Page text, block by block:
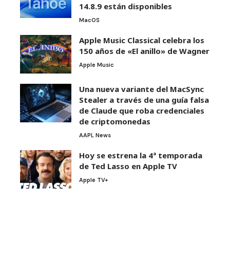
14.8.9 están disponibles
MacOS
Apple Music Classical celebra los
150 años de «El anillo» de Wagner
Apple Music
Una nueva variante del MacSync
Stealer a través de una guía falsa
de Claude que roba credenciales
de criptomonedas
AAPL News
Hoy se estrena la 4ª temporada
de Ted Lasso en Apple TV
Apple TV+